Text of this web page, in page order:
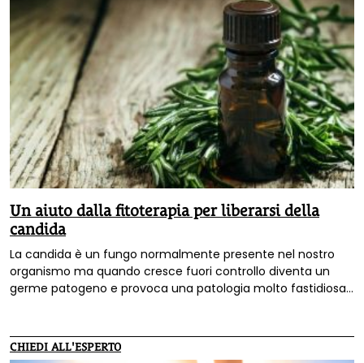
Un aiuto dalla fitoterapia per liberarsi della
candida
La candida è un fungo normalmente presente nel nostro
organismo ma quando cresce fuori controllo diventa un
germe patogeno e provoca una patologia molto fastidiosa.
CHIEDI ALL'ESPERTO